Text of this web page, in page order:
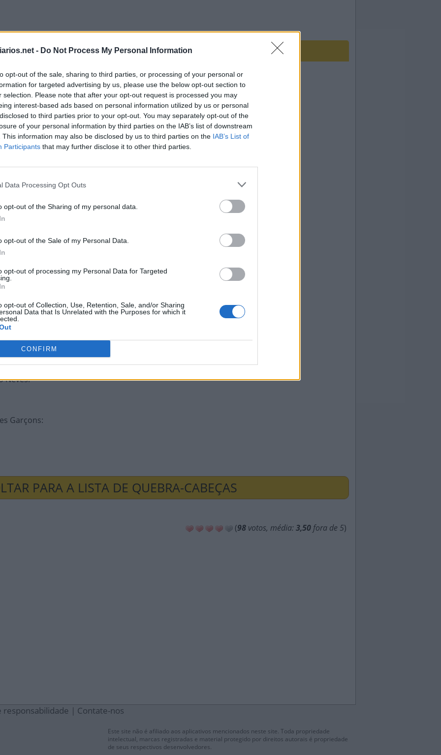
- Do Not Process My Personal Information
opt-out of the sale, sharing to third parties, or processing of your personal or
for targeted advertising by us, please use the below opt-out section to
selection. Please note that after your opt-out request is processed you may
interest-based ads based on personal information utilized by us or personal
to third parties prior to your opt-out. You may separately opt-out of the
of your personal information by third parties on the IAB’s list of downstream
This information may also be disclosed by us to third parties on the IAB’s List of
Participants that may further disclose it to other third parties.
Data Processing Opt Outs
opt-out of the Sharing of my personal data.
opt-out of the Sale of my Personal Data.
opt-out of processing my Personal Data for Targeted
opt-out of Collection, Use, Retention, Sale, and/or Sharing
Data that Is Unrelated with the Purposes for which it
CONFIRM
Mini Julho 15 2022 Cruzadinha
M A
R
M
A N
E
D
I D
I
B
O A
a pé:
como jiboia:
Neves:
Garçons:
PARA A LISTA DE QUEBRA-CABEÇAS
(98 votos, média: 3,50 fora de 5)
responsabilidade | Contate-nos
Este site não é afiliado aos aplicativos mencionados neste site. Toda propriedade
intelectual, marcas registradas e material protegido por direitos autorais é propriedade
de seus respectivos desenvolvedores.